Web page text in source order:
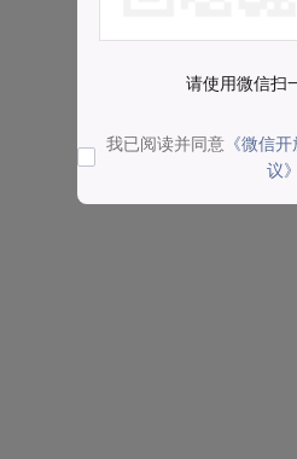
请使用微信扫
我已阅读并同意 《微信
议》